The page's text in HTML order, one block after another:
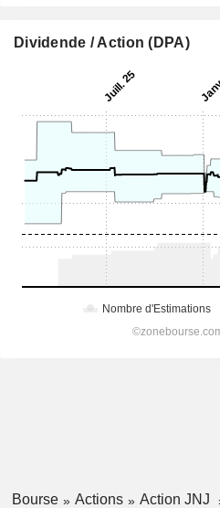
Dividende / Action (DPA)
Bourse Actions
Action JNJ